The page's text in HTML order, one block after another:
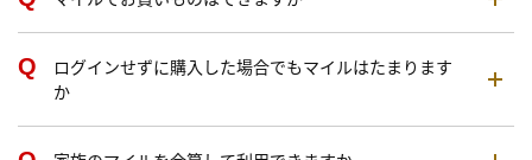
ログインせずに購入した場合でもマイルはたまります
か